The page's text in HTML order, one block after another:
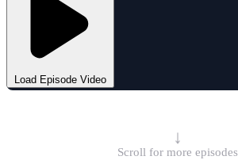
Load Episode Video
↓
Scroll for more episodes